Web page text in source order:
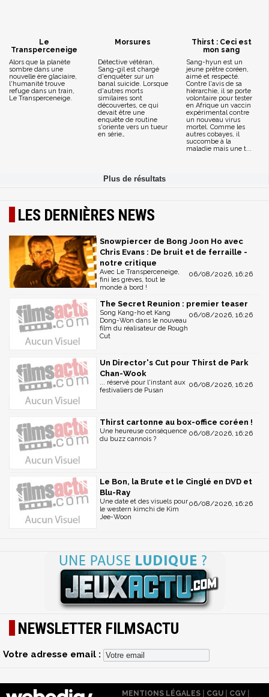
Le
Transperceneige
Alors que la planète
sombre dans une
nouvelle ère glaciaire,
l'humanité trouve
refuge dans un train,
Le Transperceneige.
Morsures
Détective vétéran,
Sang-gil est chargé
d'enquêter sur un
banal suicide. Lorsque
d'autres morts
similaires sont
découvertes, ce qui
devait être une
enquête de routine
s'oriente vers un tueur
en série…
Thirst : Ceci est
mon sang
Sang-hyun est un
jeune prêtre coréen,
aimé et respecté.
Contre l'avis de sa
hiérarchie, il se porte
volontaire pour tester
en Afrique un vaccin
expérimental contre
un nouveau virus
mortel. Comme les
autres cobayes, il
succombe à la
maladie mais une t...
LES DERNIÈRES NEWS
Snowpiercer de Bong Joon Ho avec
Chris Evans : De bruit et de ferraille -
notre critique
06/08/2026, 16:26
Avec Le Transperceneige,
fini les grèves, tout le
monde à bord !
The Secret Reunion : premier teaser
06/08/2026, 16:26
Song Kang-ho et Kang
Dong-Won dans le nouveau
film du réalisateur de Rough
Cut
Un Director's Cut pour Thirst de Park
Chan-Wook
06/08/2026, 16:26
... réservé pour l'instant aux
festivaliers de Pusan
Thirst cartonne au box-office coréen !
06/08/2026, 16:26
Une heureuse conséquence
du buzz cannois ?
Le Bon, la Brute et le Cinglé en DVD et
Blu-Ray
06/08/2026, 16:26
Une date et des visuels pour
le western kimchi de Kim
Jee-Woon
NEWSLETTER FILMSACTU
Votre adresse email :
MENTIONS LÉGALES| CGU| CGV|